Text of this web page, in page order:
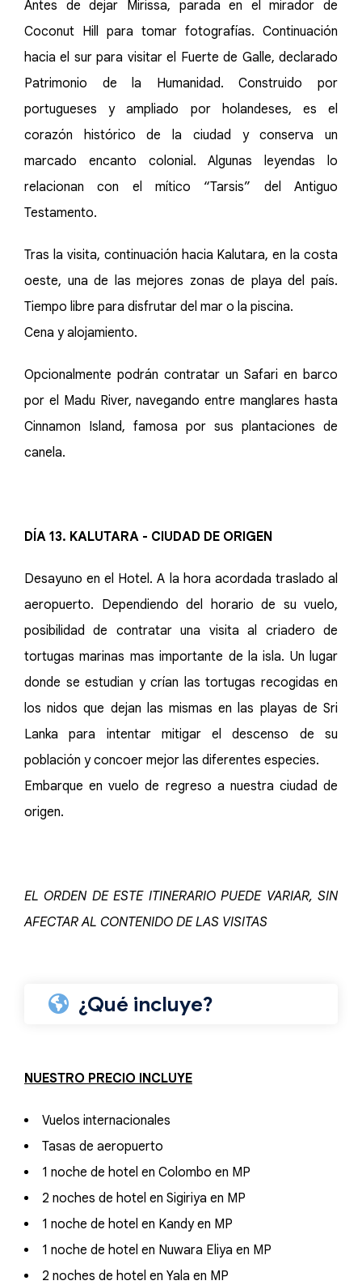
Antes de dejar Mirissa, parada en el mirador de
Coconut Hill para tomar fotografías. Continuación
hacia el sur para visitar el Fuerte de Galle, declarado
Patrimonio de la Humanidad. Construido por
portugueses y ampliado por holandeses, es el
corazón histórico de la ciudad y conserva un
marcado encanto colonial. Algunas leyendas lo
relacionan con el mítico “Tarsis” del Antiguo
Testamento.
Tras la visita, continuación hacia Kalutara, en la costa
oeste, una de las mejores zonas de playa del país.
Tiempo libre para disfrutar del mar o la piscina.
Cena y alojamiento.
Opcionalmente podrán contratar un Safari en barco
por el Madu River, navegando entre manglares hasta
Cinnamon Island, famosa por sus plantaciones de
canela.
DÍA 13. KALUTARA - CIUDAD DE ORIGEN
Desayuno en el Hotel. A la hora acordada traslado al
aeropuerto. Dependiendo del horario de su vuelo,
posibilidad de contratar una visita al criadero de
tortugas marinas mas importante de la isla. Un lugar
donde se estudian y crían las tortugas recogidas en
los nidos que dejan las mismas en las playas de Sri
Lanka para intentar mitigar el descenso de su
población y concoer mejor las diferentes especies.
Embarque en vuelo de regreso a nuestra ciudad de
origen.
EL ORDEN DE ESTE ITINERARIO PUEDE VARIAR, SIN
AFECTAR AL CONTENIDO DE LAS VISITAS
¿Qué incluye?
NUESTRO PRECIO INCLUYE
Vuelos internacionales
Tasas de aeropuerto
1 noche de hotel en Colombo en MP
2 noches de hotel en Sigiriya en MP
1 noche de hotel en Kandy en MP
1 noche de hotel en Nuwara Eliya en MP
2 noches de hotel en Yala en MP